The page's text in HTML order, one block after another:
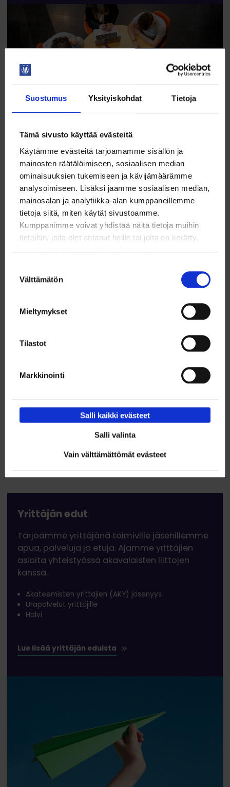
Suostumus Yksityiskohdat Tietoja
Tämä sivusto käyttää evästeitä
Käytämme evästeitä tarjoamamme sisällön ja
mainosten räätälöimiseen, sosiaalisen median
ominaisuuksien tukemiseen ja kävijämäärämme
analysoimiseen. Lisäksi jaamme sosiaalisen median,
mainosalan ja analytiikka-alan kumppaneillemme
tietoja siitä, miten käytät sivustoamme.
Kumppanimme voivat yhdistää näitä tietoja muihin
tietoihin, joita olet antanut heille tai joita on kerätty,
valinta
Välttämätön
Mieltymykset
Tilastot
Markkinointi
Salli kaikki evästeet
Salli valinta
Vain välttämättömät evästeet
Vapaa-ajan edut
Jäsenillemme on paljon laadukkaita sekä
edullisia lomamökkejä ja -asuntoja Member+
-palvelussa, jossa myös muita akavalaisille
räätälöityjä vaihtuvia etuja ja alennuksia.
Matkustaminen
Yrittäjän edut
Tarjoamme yrittäjänä toimiville jäsenillemme
apua, palveluja ja etuja. Ajamme yrittäjien
asioita yhteistyössä akavalaisten liittojen
kanssa.
Akateemisten yrittäjien (AKY) jäsenyys
Urapalvelut yrittäjille
Holvi
Lue lisää yrittäjän eduista